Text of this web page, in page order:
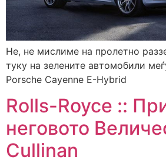
Не, не мислиме на пролетно
туку на зелените автомобили
Porsche Cayenne E-Hybrid
Rolls-Royce ::
неговото
Cullinan